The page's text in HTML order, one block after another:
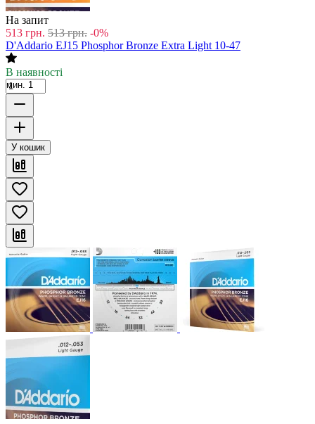
На запит
513 грн. 513 грн. -0%
D'Addario EJ15 Phosphor Bronze Extra Light 10-47
В наявності
мин. 1
У кошик